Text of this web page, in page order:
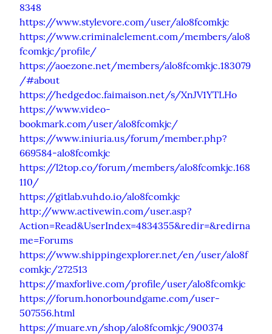
8348
https://www.stylevore.com/user/alo8fcomkjc
https://www.criminalelement.com/members/alo8
fcomkjc/profile/
https://aoezone.net/members/alo8fcomkjc.183079
/#about
https://hedgedoc.faimaison.net/s/XnJV1YTLHo
https://www.video-
bookmark.com/user/alo8fcomkjc/
https://www.iniuria.us/forum/member.php?
669584-alo8fcomkjc
https://l2top.co/forum/members/alo8fcomkjc.168
110/
https://gitlab.vuhdo.io/alo8fcomkjc
http://www.activewin.com/user.asp?
Action=Read&UserIndex=4834355&redir=&redirna
me=Forums
https://www.shippingexplorer.net/en/user/alo8f
comkjc/272513
https://maxforlive.com/profile/user/alo8fcomkjc
https://forum.honorboundgame.com/user-
507556.html
https://muare.vn/shop/alo8fcomkjc/900374